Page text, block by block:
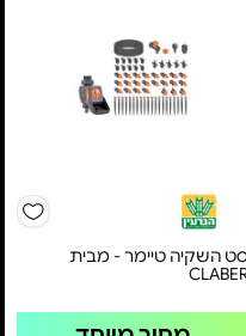
השקיה טיימר - מבית